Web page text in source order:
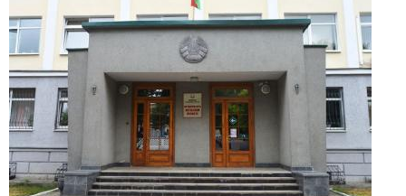
Дыскрымінацыя
Затрыманьні
Карная псыхіятрыя
КПЧ ААН
Культурныя правы